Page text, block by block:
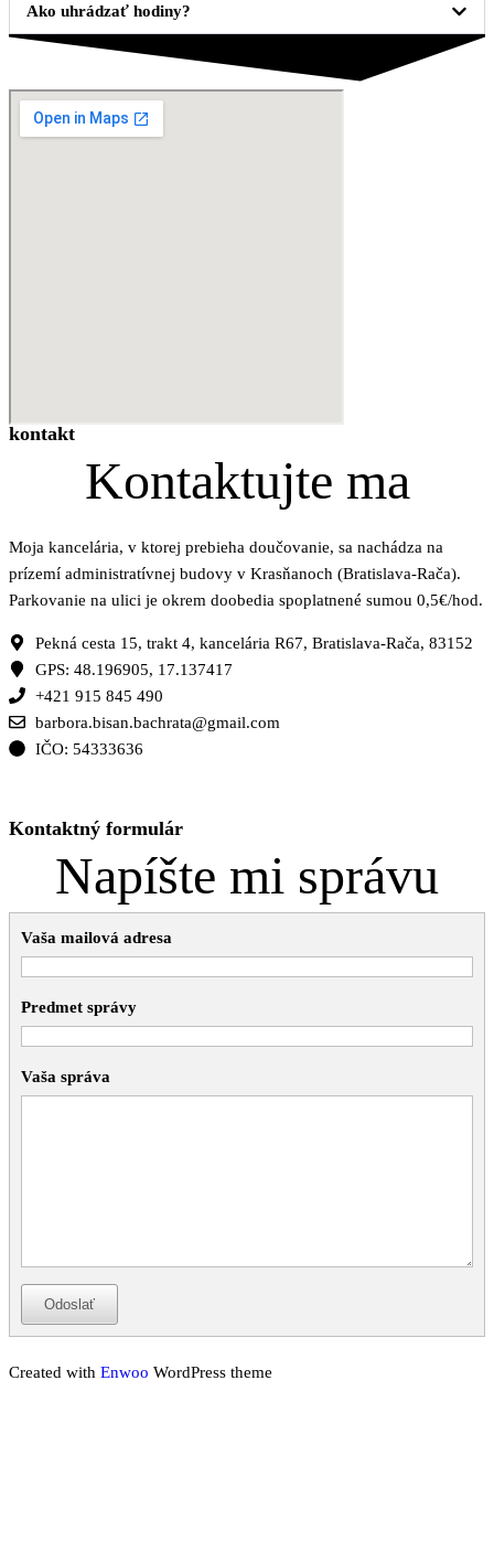
Ako uhrádzať hodiny?
kontakt
Kontaktujte ma
Moja kancelária, v ktorej prebieha doučovanie, sa nachádza na
prízemí administratívnej budovy v Krasňanoch (Bratislava-Rača).
Parkovanie na ulici je okrem doobedia spoplatnené sumou 0,5€/hod.
Pekná cesta 15, trakt 4, kancelária R67, Bratislava-Rača, 83152
GPS: 48.196905, 17.137417
+421 915 845 490
barbora.bisan.bachrata@gmail.com
IČO: 54333636
Kontaktný formulár
Napíšte mi správu
Vaša mailová adresa
Predmet správy
Vaša správa
Odoslať
Created with Enwoo WordPress theme